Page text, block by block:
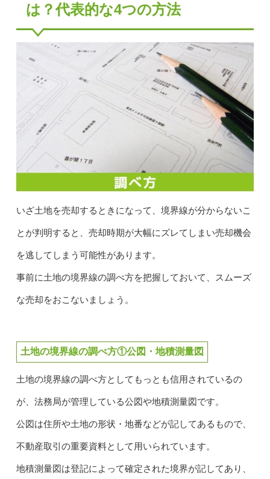
は？代表的な4つの方法
いざ土地を売却するときになって、境界線が分からないこ
とが判明すると、売却時期が大幅にズレてしまい売却機会
を逃してしまう可能性があります。
事前に土地の境界線の調べ方を把握しておいて、スムーズ
な売却をおこないましょう。
土地の境界線の調べ方①公図・地積測量図
土地の境界線の調べ方としてもっとも信用されているの
が、法務局が管理している公図や地積測量図です。
公図は住所や土地の形状・地番などが記してあるもので、
不動産取引の重要資料として用いられています。
地積測量図は登記によって確定された境界が記してあり、